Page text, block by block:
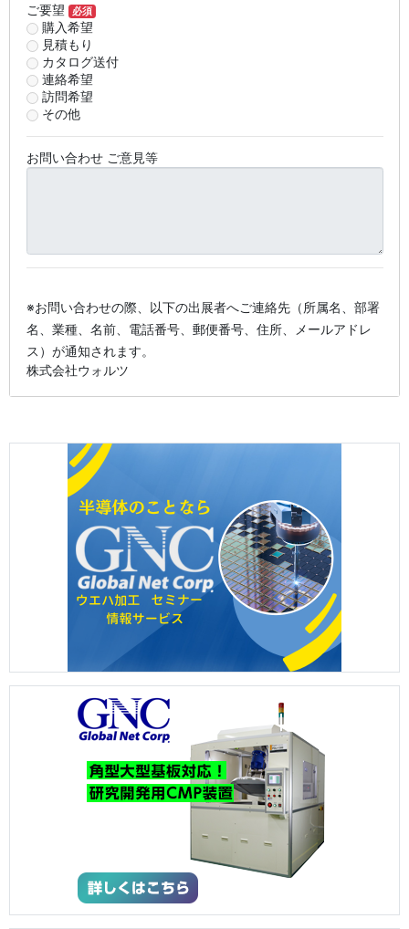
ご要望 必須
購入希望
見積もり
カタログ送付
連絡希望
訪問希望
その他
お問い合わせ ご意見等
※お問い合わせの際、以下の出展者へご連絡先（所属名、部署
名、業種、名前、電話番号、郵便番号、住所、メールアドレ
ス）が通知されます。
株式会社ウォルツ